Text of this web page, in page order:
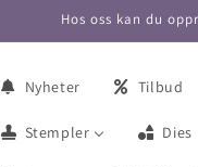
Hos oss kan du
Nyheter Tilbud
Stempler Dies